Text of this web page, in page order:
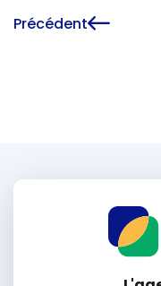
Précédent